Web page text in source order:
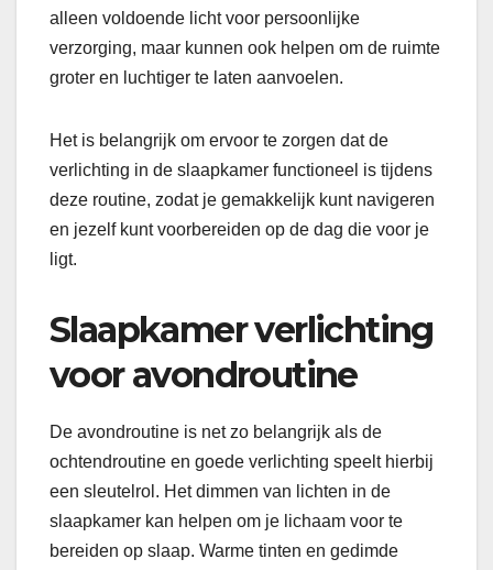
alleen voldoende licht voor persoonlijke
verzorging, maar kunnen ook helpen om de ruimte
groter en luchtiger te laten aanvoelen.
Het is belangrijk om ervoor te zorgen dat de
verlichting in de slaapkamer functioneel is tijdens
deze routine, zodat je gemakkelijk kunt navigeren
en jezelf kunt voorbereiden op de dag die voor je
ligt.
Slaapkamer verlichting
voor avondroutine
De avondroutine is net zo belangrijk als de
ochtendroutine en goede verlichting speelt hierbij
een sleutelrol. Het dimmen van lichten in de
slaapkamer kan helpen om je lichaam voor te
bereiden op slaap. Warme tinten en gedimde